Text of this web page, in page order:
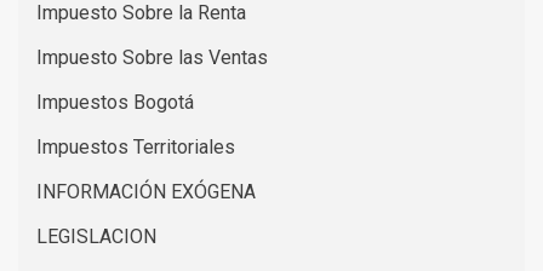
Impuesto Sobre la Renta
Impuesto Sobre las Ventas
Impuestos Bogotá
Impuestos Territoriales
INFORMACIÓN EXÓGENA
LEGISLACION